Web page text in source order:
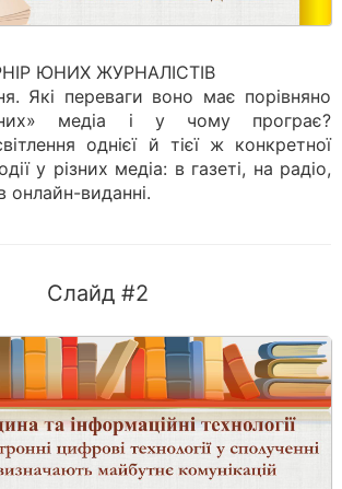
ЮНИХ ЖУРНАЛІСТІВ
Які переваги воно має порівняно
медіа і у чому програє?
однієї й тієї ж конкретної
у різних медіа: в газеті, на радіо,
онлайн-виданні.
Слайд #2